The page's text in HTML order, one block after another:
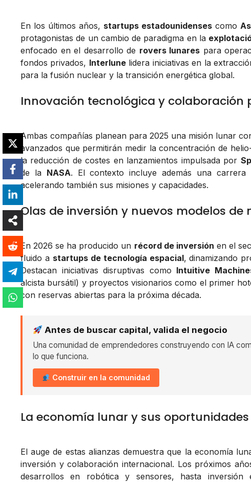
En los últimos años, startups estadounidenses como
protagonistas de un cambio de paradigma en la
enfocado en el desarrollo de rovers lunares para
fondos privados, Interlunelidera iniciativas en la
para la fusión nuclear y la transición energética global.
Innovación tecnológica y
Ambas compañías planean para 2025 una misión lunar
avanzados que permitirán medir la concentración de
la reducción de costes en lanzamientos impulsada por
de la NASA. El contexto incluye además una
acelerando también sus misiones y capacidades.
Olas de inversión y nuevos modelos de
En 2026 se ha producido un récord de inversión en el
fluido a startups de tecnología espacial, dinamizando
Destacan iniciativas disruptivas como Intuitive
alcista bursátil) y proyectos visionarios como el primer
con reservas abiertas para la próxima década.
Antes de buscar capital, valida el negocio
Una comunidad de emprendedores construyendo con IA
lo que funciona.
Construir en la comunidad
La economía lunar y sus
El auge de estas alianzas demuestra que la economía
inversión y colaboración internacional. Los próximos
desarrollos en robótica y sensores, hasta